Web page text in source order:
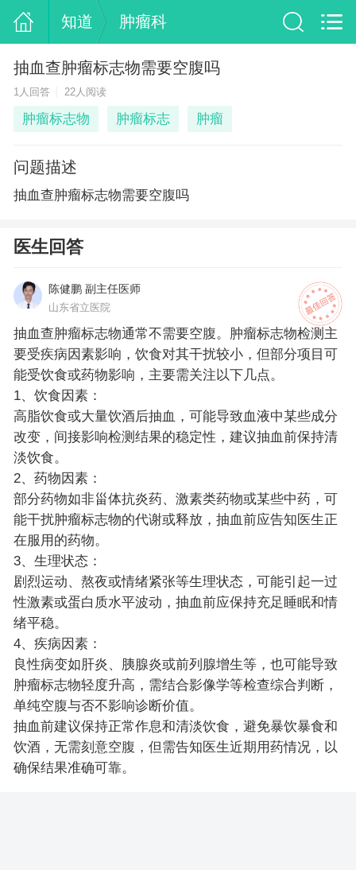
知道 肿瘤科
抽血查肿瘤标志物需要空腹吗
1人回答 22人阅读
肿瘤标志物 肿瘤标志 肿瘤
问题描述
抽血查肿瘤标志物需要空腹吗
医生回答
陈健鹏 副主任医师
山东省立医院
抽血查肿瘤标志物通常不需要空腹。肿瘤标志物检测主
要受疾病因素影响，饮食对其干扰较小，但部分项目可
能受饮食或药物影响，主要需关注以下几点。
1、饮食因素：
高脂饮食或大量饮酒后抽血，可能导致血液中某些成分
改变，间接影响检测结果的稳定性，建议抽血前保持清
淡饮食。
2、药物因素：
部分药物如非甾体抗炎药、激素类药物或某些中药，可
能干扰肿瘤标志物的代谢或释放，抽血前应告知医生正
在服用的药物。
3、生理状态：
剧烈运动、熬夜或情绪紧张等生理状态，可能引起一过
性激素或蛋白质水平波动，抽血前应保持充足睡眠和情
绪平稳。
4、疾病因素：
良性病变如肝炎、胰腺炎或前列腺增生等，也可能导致
肿瘤标志物轻度升高，需结合影像学等检查综合判断，
单纯空腹与否不影响诊断价值。
抽血前建议保持正常作息和清淡饮食，避免暴饮暴食和
饮酒，无需刻意空腹，但需告知医生近期用药情况，以
确保结果准确可靠。